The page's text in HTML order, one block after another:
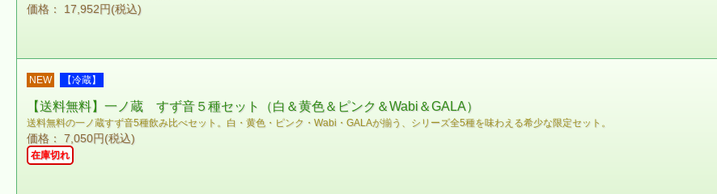
価格： 17,952円(税込)
NEW 【冷蔵】
【送料無料】一ノ蔵 すず音５種セット（白＆黄色＆ピンク＆Wabi＆GALA）
送料無料の一ノ蔵すず音5種飲み比べセット。白・黄色・ピンク・Wabi・GALAが揃う、シリーズ全5種を味わえる希少な限定セット。
価格： 7,050円(税込)
在庫切れ